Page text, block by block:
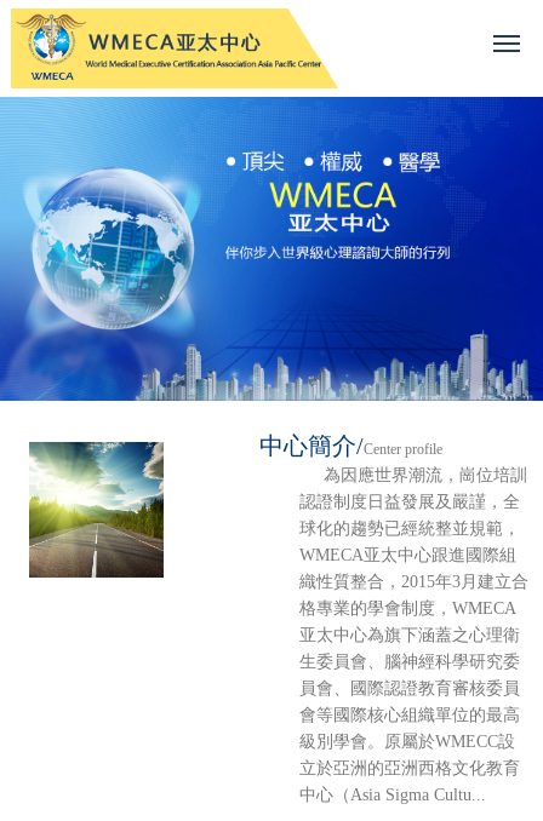
中心簡介/Center profile
為因應世界潮流，崗位培訓
認證制度日益發展及嚴謹，全
球化的趨勢已經統整並規範，
WMECA亚太中心跟進國際組
織性質整合，2015年3月建立合
格專業的學會制度，WMECA
亚太中心為旗下涵蓋之心理衛
生委員會、腦神經科學研究委
員會、國際認證教育審核委員
會等國際核心組織單位的最高
級別學會。原屬於WMECC設
立於亞洲的亞洲西格文化教育
中心（Asia Sigma Cultu...